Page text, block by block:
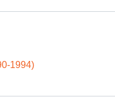
1994)